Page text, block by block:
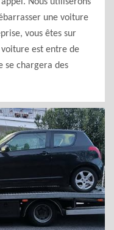
une voiture
vous êtes sur
voiture est entre de
se chargera des